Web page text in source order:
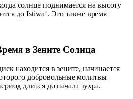
солнце поднимается на высоту
до Istiwāʾ. Это также время
в Зените Солнца
находится в зените, начинается
добровольные молитвы
длится до начала зухра.